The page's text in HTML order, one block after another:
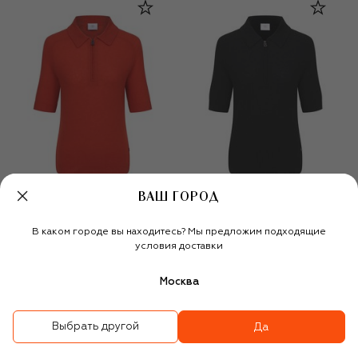
-30% -30%
ВАШ ГОРОД
В каком городе вы находитесь? Мы предложим подходящие
условия доставки
Москва
Выбрать другой Да